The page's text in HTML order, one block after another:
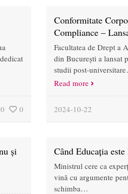
0 0
Conformitate
Compliance –
Facultatea de Drept a
din București a lansat
studii post-
Read more
2024-10-22
și
Când Educația
Ministrul cere ca
vină cu argumente
schimba…